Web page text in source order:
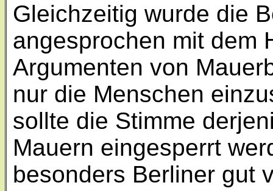
Gleichzeitig wurde die
angesprochen mit dem
Argumenten von
nur die Menschen
sollte die Stimme
Mauern eingesperrt
besonders Berliner gut